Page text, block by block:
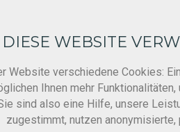
DIESE WEBSITE
Website verschiedene Cookies:
Ihnen mehr
sind also eine Hilfe, unsere
zugestimmt, nutzen